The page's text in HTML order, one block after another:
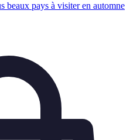
beaux pays à visiter en automne